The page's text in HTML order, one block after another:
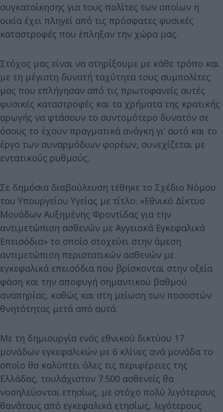
συγκατοίκησης για τους πολίτες των οποίων η
οικία έχει πληγεί από τις πρόσφατες φυσικές
καταστροφές που έπληξαν την χώρα μας.
Στόχος μας είναι να στηρίξουμε με κάθε τρόπο και
με τη μέγιστη δυνατή ταχύτητα τους συμπολίτες
μας που επλήγησαν από τις πρωτοφανείς αυτές
φυσικές καταστροφές και τα χρήματα της κρατικής
αρωγής να φτάσουν το συντομότερο δυνατόν σε
όσους το έχουν πραγματικά ανάγκη γι’ αυτό και το
έργο των συναρμόδιων φορέων, συνεχίζεται με
εντατικούς ρυθμούς.
Σε δημόσια διαβούλευση τέθηκε το Σχέδιο Νόμου
του Υπουργείου Υγείας με τίτλο: «Εθνικό Δίκτυο
Μονάδων Αυξημένης Φροντίδας για την
αντιμετώπιση ασθενών με Αγγειακά Εγκεφαλικά
Επεισόδια» το οποίο στοχεύει στην άμεση
αντιμετώπιση περιστατικών ασθενών με
εγκεφαλικά επεισόδια που βρίσκονται στην οξεία
φάση και την αποφυγή σημαντικού βαθμού
αναπηρίας, καθώς και στη μείωση των ποσοστών
θνητότητας μετά από αυτά.
Με τη δημιουργία ενός εθνικού δικτύου 17
μονάδων εγκεφαλικών με 6 κλίνες ανά μονάδα το
οποίο θα καλύπτει όλες τις περιφέρειες της
Ελλάδας, τουλάχιστον 7.500 ασθενείς θα
νοσηλεύονται ετησίως, με στόχο πολύ λιγότερους
θανάτους από εγκεφαλικά ετησίως, λιγότερους